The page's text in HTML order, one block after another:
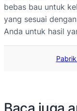
bebas bau untuk
yang sesuai
Anda untuk hasil